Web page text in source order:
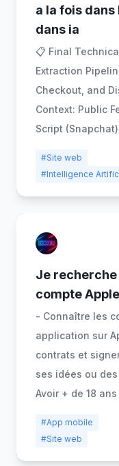
a la fois
dans ia
📋 Final
Extraction
Checkout, and
Context: Public
Script
#Site web
#Intelligence
Je
compte
- Connaître les
application sur
contrats et
ses idées ou
Avoir + de 18 ans
#App mobile
#Site web